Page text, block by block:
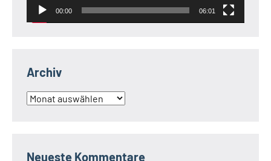
00:00 06:01
Archiv
Archiv
Neueste Kommentare